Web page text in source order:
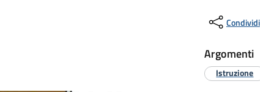
Condividi
Argomenti
Istruzione